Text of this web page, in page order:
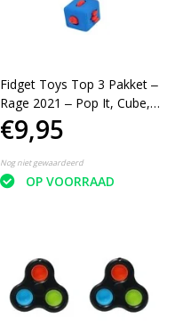
Fidget Toys Top 3 Pakket ‒
Rage 2021 ‒ Pop It, Cube,
Puzzel
€9,95
Nog niet gewaardeerd
OP VOORRAAD